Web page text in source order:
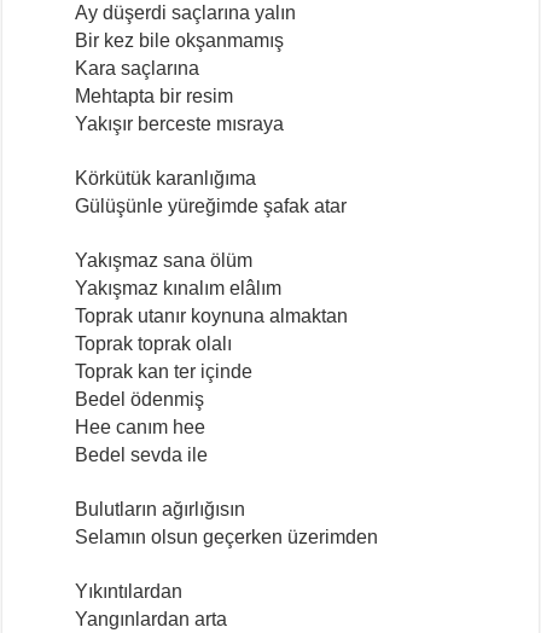
Ay düşerdi saçlarına yalın
Bir kez bile okşanmamış
Kara saçlarına
Mehtapta bir resim
Yakışır berceste mısraya
Körkütük karanlığıma
Gülüşünle yüreğimde şafak atar
Yakışmaz sana ölüm
Yakışmaz kınalım elâlım
Toprak utanır koynuna almaktan
Toprak toprak olalı
Toprak kan ter içinde
Bedel ödenmiş
Hee canım hee
Bedel sevda ile
Bulutların ağırlığısın
Selamın olsun geçerken üzerimden
Yıkıntılardan
Yangınlardan arta